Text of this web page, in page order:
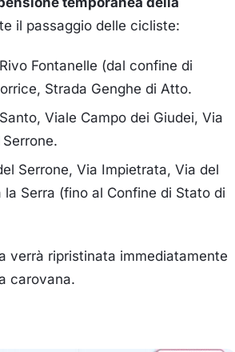
il passaggio delle cicliste:
Fontanelle (dal confine di
Strada Genghe di Atto.
Viale Campo dei Giudei, Via
Serrone, Via Impietrata, Via del
la Serra (fino al Confine di Stato di
verrà ripristinata immediatamente
carovana.